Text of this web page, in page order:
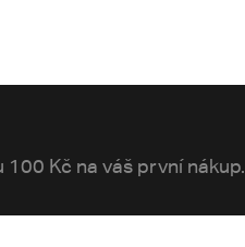
Kč na váš první nákup.